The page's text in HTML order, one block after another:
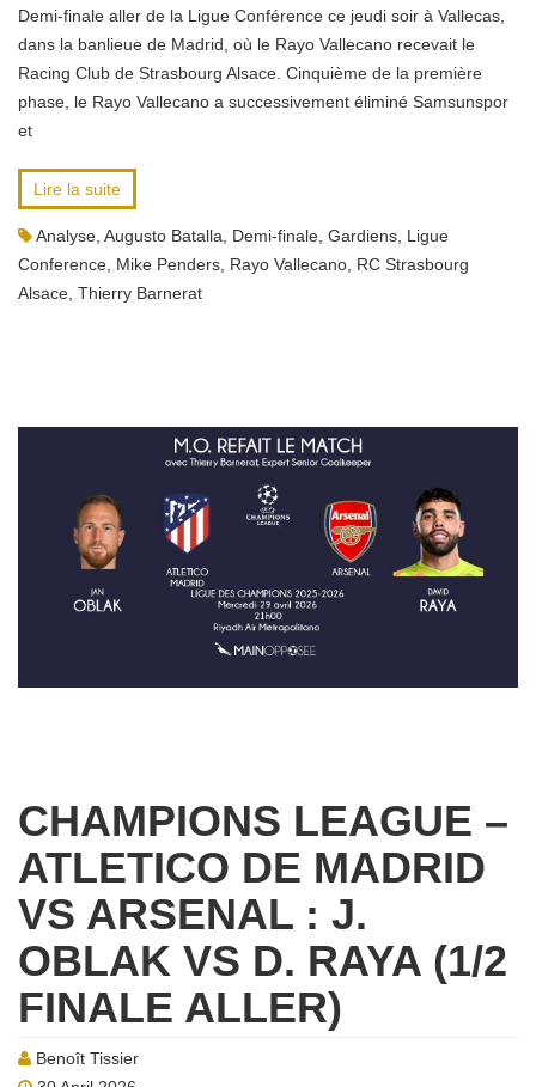
Demi-finale aller de la Ligue Conférence ce jeudi soir à Vallecas,
dans la banlieue de Madrid, où le Rayo Vallecano recevait le
Racing Club de Strasbourg Alsace. Cinquième de la première
phase, le Rayo Vallecano a successivement éliminé Samsunspor
et
Lire la suite
Analyse Augusto Batalla Demi-finale Gardiens Ligue
Conference Mike Penders Rayo Vallecano RC Strasbourg
Alsace Thierry Barnerat
CHAMPIONS LEAGUE –
ATLETICO DE MADRID
VS ARSENAL : J.
OBLAK VS D. RAYA (1/2
FINALE ALLER)
Benoît Tissier